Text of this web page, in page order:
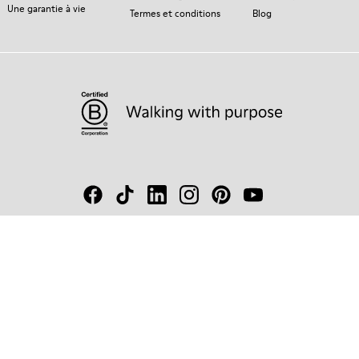
Une garantie à vie
Termes et conditions
Blog